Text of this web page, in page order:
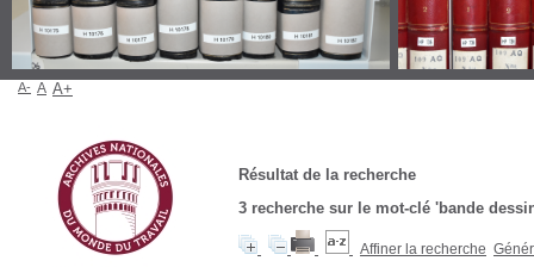
Résultat de la recherche
3 recherche sur le mot-clé 'bande
Affiner la recherche
A- A A+